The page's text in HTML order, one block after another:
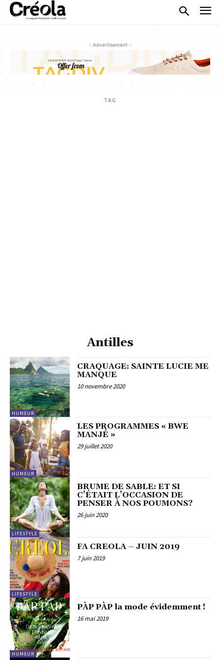
- Advertisement -
TAG
Antilles
HUMEUR
CRAQUAGE: SAINTE LUCIE ME
MANQUE
10 novembre 2020
HUMEUR
LES PROGRAMMES « BWE
MANJÉ »
29 juillet 2020
LIFESTYLE
BRUME DE SABLE: ET SI
C’ÉTAIT L’OCCASION DE
PENSER À NOS POUMONS?
26 juin 2020
LIFESTYLE
FA CREOLA – JUIN 2019
7 juin 2019
HUMEUR
PÀP PÀP la mode évidemment !
16 mai 2019